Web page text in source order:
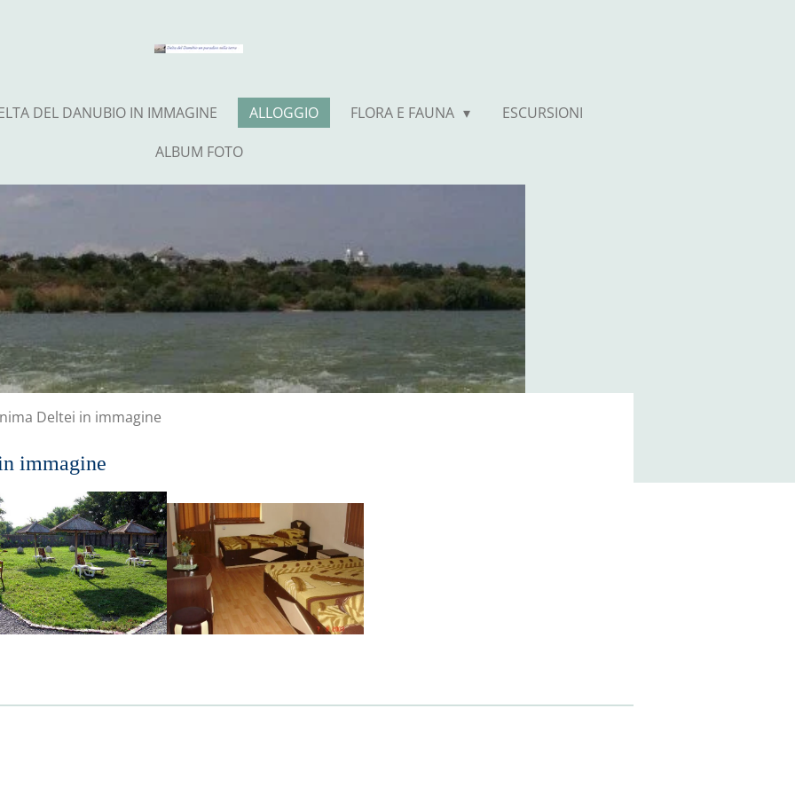
DEL DANUBIO IN IMMAGINE ALLOGGIO FLORA E FAUNA
ESCURSIONI
ALBUM FOTO
Deltei in immagine
immagine